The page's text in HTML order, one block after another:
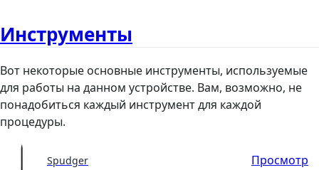
Инструменты
Вот некоторые основные инструменты, используемые
для работы на данном устройстве. Вам, возможно, не
понадобиться каждый инструмент для каждой
процедуры.
Spudger Просмотр